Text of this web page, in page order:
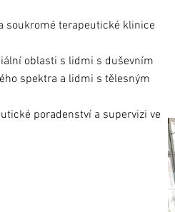
soukromé terapeutické klinice
oblasti s lidmi s duševním
spektra a lidmi s tělesným
poradenství a supervizi ve